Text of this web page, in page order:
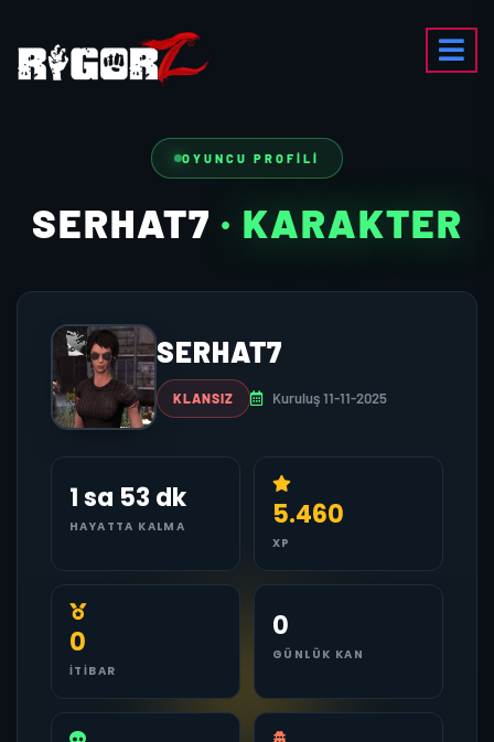
OYUNCU PROFILI
SERHAT7 · KARAKTER
SERHAT7
KLANSIZ Kuruluş 11-11-2025
1 sa 53 dk
HAYATTA KALMA 5.460
XP
0
İTIBAR
0
GÜNLÜK KAN